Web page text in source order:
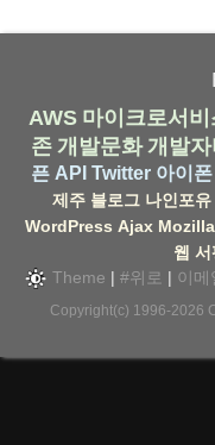
AWS 마이크로서비
존 개발문화 개발
픈 API Twitter 아이폰
제주 블로그 나인포유
WordPress Ajax Mozilla
웹 서
Theme | #위로 | 이메
Copyright(c) 1996-2026